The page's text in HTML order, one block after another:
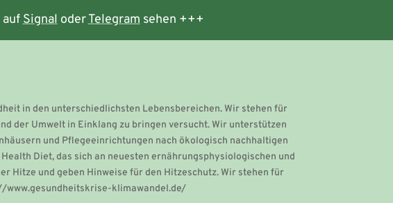
aufSignaloderTelegramsehen +++
in den unterschiedlichsten Lebensbereichen. Wir stehen für
der Umwelt in Einklang zu bringen versucht. Wir unterstützen
und Pflegeeinrichtungen nach ökologisch nachhaltigen
Diet, das sich an neuesten ernährungsphysiologischen und
Hitze und geben Hinweise für den Hitzeschutz. Wir stehen für
www.gesundheitskrise-klimawandel.de/